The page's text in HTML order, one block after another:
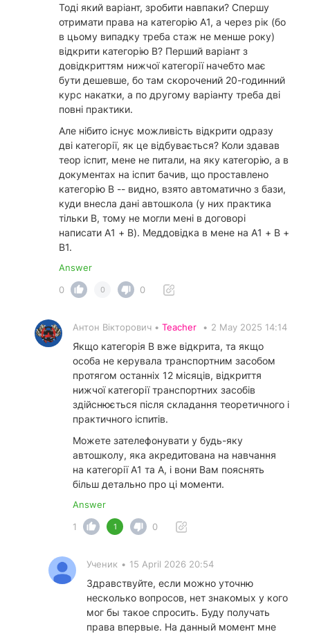
Тоді який варіант, зробити навпаки? Спершу
отримати права на категорію A1, а через рік (бо
в цьому випадку треба стаж не менше року)
відкрити категорію B? Перший варіант з
довідкриттям нижчої категорії начебто має
бути дешевше, бо там скорочений 20-годинний
курс накатки, а по другому варіанту треба дві
повні практики.
Але нібито існує можливість відкрити одразу
дві категорії, як це відбувається? Коли здавав
теор іспит, мене не питали, на яку категорію, а в
документах на іспит бачив, що проставлено
категорію B -- видно, взято автоматично з бази,
куди внесла дані автошкола (у них практика
тільки B, тому не могли мені в договорі
написати A1 + B). Меддовідка в мене на A1 + B +
B1.
Answer
0
0 0
Антон Вікторович • Teacher • 2 May 2025 14:14
Якщо категорія В вже відкрита, та якщо
особа не керувала транспортним засобом
протягом останніх 12 місяців, відкриття
нижчої категорії транспортних засобів
здійснюється після складання теоретичного і
практичного іспитів.
Можете зателефонувати у будь-яку
автошколу, яка акредитована на навчання
на категорії А1 та А, і вони Вам пояснять
більш детально про ці моменти.
Answer
1
1 0
Ученик • 15 April 2026 20:54
Здравствуйте, если можно уточню
несколько вопросов, нет знакомых у кого
мог бы такое спросить. Буду получать
права впервые. На данный момент мне